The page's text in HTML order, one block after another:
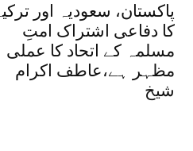
پاکستان، سعودیہ اور ترکیہ
کا دفاعی اشتراک امتِ
مسلمہ کے اتحاد کا عملی
مظہر ہے،عاطف اکرام
شیخ